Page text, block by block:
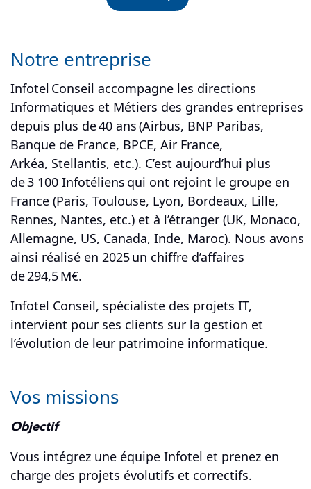
Notre entreprise
Infotel Conseil accompagne les directions
Informatiques et Métiers des grandes entreprises
depuis plus de 40 ans (Airbus, BNP Paribas,
Banque de France, BPCE, Air France,
Arkéa, Stellantis, etc.). C’est aujourd’hui plus
de 3 100 Infotéliens qui ont rejoint le groupe en
France (Paris, Toulouse, Lyon, Bordeaux, Lille,
Rennes, Nantes, etc.) et à l’étranger (UK, Monaco,
Allemagne, US, Canada, Inde, Maroc). Nous avons
ainsi réalisé en 2025 un chiffre d’affaires
de 294,5 M€.
Infotel Conseil, spécialiste des projets IT,
intervient pour ses clients sur la gestion et
l’évolution de leur patrimoine informatique.
Vos missions
Objectif
Vous intégrez une équipe Infotel et prenez en
charge des projets évolutifs et correctifs.